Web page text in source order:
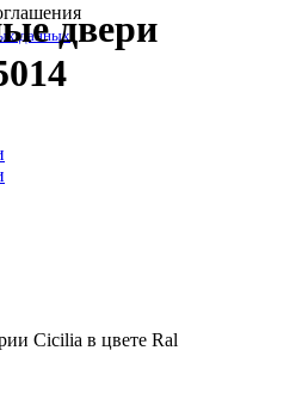
данныхдвери